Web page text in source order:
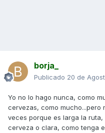
borja_
Publicado 20 de
Yo no lo hago nunca, como
cervezas, como mucho...pero
veces porque es larga la ruta,
cerveza o clara, como tenga